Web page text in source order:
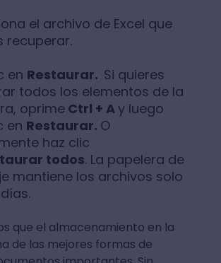
el archivo de Excel que
recuperar.
en Restaurar. Si quieres
todos los elementos de la
oprimeCtrl + Ay luego
en Restaurar. O
haz clic
todos. La papelera de
mantiene los archivos solo
que el almacenamiento en la
de las mejores formas de